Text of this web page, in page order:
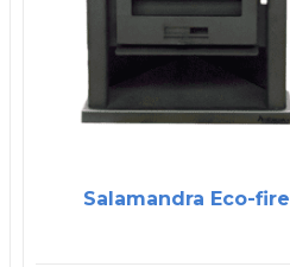
Salamandra Eco-fire